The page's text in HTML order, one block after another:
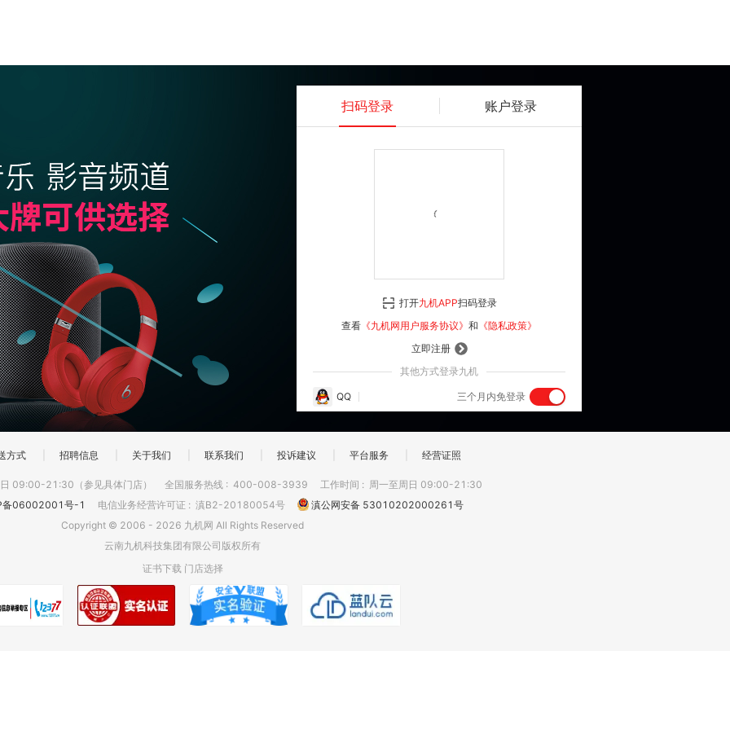
扫码登录 账户登录
登 录
立即注册
其他方式登录九机
QQ 三个月内免登录
打开九机APP扫码登录
查看 《九机网用户服务协议》 和 《隐私政策》
方式 招聘信息 关于我们 联系我们 投诉建议 平台服务 经营证照
09:00-21:30（参见具体门店） 全国服务热线 : 400-008-3939 工作时间 : 周一至周日 09:00-21:30
备06002001号-1
电信业务经营许可证 : 滇B2-20180054号
滇公网安备 53010202000261号
Copyright © 2006 - 2026 九机网 All Rights Reserved
云南九机科技集团有限公司版权所有
证书下载 门店选择